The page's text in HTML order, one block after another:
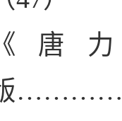
《唐